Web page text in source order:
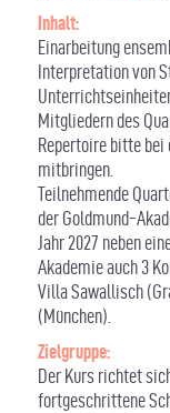
Inhalt:
Einarbeitung
Interpretation von
Mitgliedern des
Repertoire bitte bei
mitbringen.
Teilnehmende
der Goldmund-
Jahr 2027 neben
Akademie auch 3
Villa Sawallisch
(München).
Zielgruppe:
Der Kurs richtet
fortgeschrittene